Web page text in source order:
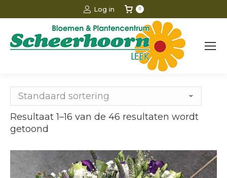
Log in 0
Resultaat 1–16 van de 46 resultaten wordt
getoond